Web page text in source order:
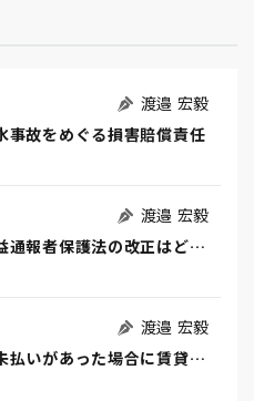
渡邉 宏毅
故をめぐる損害賠償責任
渡邉 宏毅
第160回 ２０２５年の公益通報者保護法の改正はどのようなものでしょうか？！
渡邉 宏毅
第146回 『賃借人に賃料未払いがあった場合に賃貸人は無催告で解除できるの？！』